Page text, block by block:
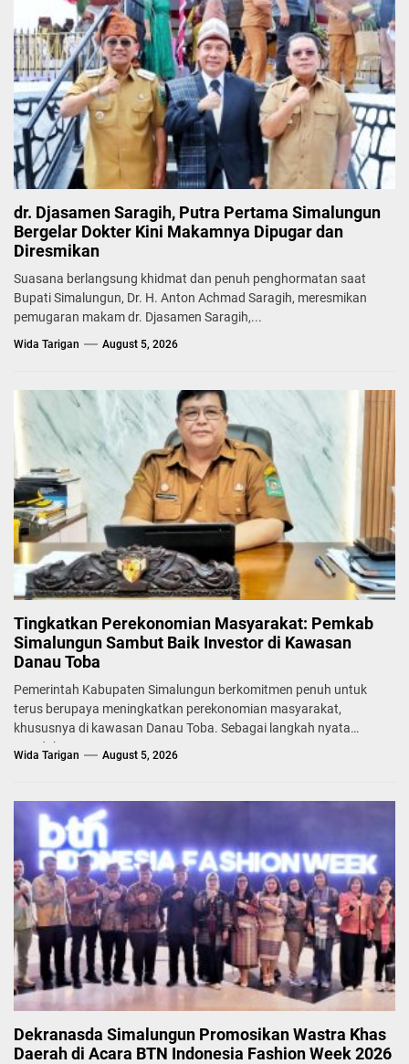
dr. Djasamen Saragih, Putra Pertama Simalungun
Bergelar Dokter Kini Makamnya Dipugar dan
Diresmikan
Suasana berlangsung khidmat dan penuh penghormatan saat
Bupati Simalungun, Dr. H. Anton Achmad Saragih, meresmikan
pemugaran makam dr. Djasamen Saragih,...
Wida Tarigan August 5, 2026
Tingkatkan Perekonomian Masyarakat: Pemkab
Simalungun Sambut Baik Investor di Kawasan
Danau Toba
Pemerintah Kabupaten Simalungun berkomitmen penuh untuk
terus berupaya meningkatkan perekonomian masyarakat,
khususnya di kawasan Danau Toba. Sebagai langkah nyata
mendukung...
Wida Tarigan August 5, 2026
Dekranasda Simalungun Promosikan Wastra Khas
Daerah di Acara BTN Indonesia Fashion Week 2026